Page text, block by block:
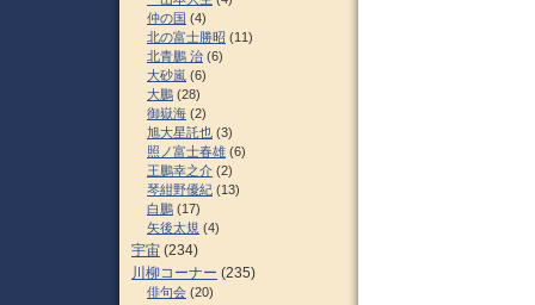
仲の国 (4)
北の富士勝昭 (11)
北青鵬 治 (6)
大砂嵐 (6)
大鵬 (28)
御嶽海 (2)
旭大星託也 (3)
照ノ富士春雄 (6)
王鵬幸之介 (2)
琴紺野優紀 (13)
白鵬 (17)
矢後太規 (4)
宇宙 (234)
川柳コーナー (235)
俳句会 (20)